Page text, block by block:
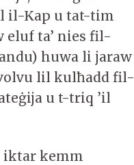
il-Kap u tat-tim
eluf ta’ nies fil-
huwa li jaraw
lil kulħadd fil-
u t-triq ’il
kemm